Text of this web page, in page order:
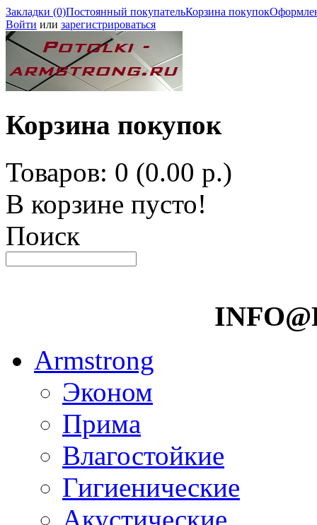
Закладки (0)Постоянный покупательКорзина покупок
Войти или зарегистрироваться
Корзина покупок
Товаров: 0 (0.00 р.)
В корзине пусто!
Поиск
Armstrong
Эконом
Прима
Влагостойкие
Гигиенические
Акустические